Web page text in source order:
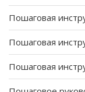
Пошаговая
Пошаговая
Пошаговая